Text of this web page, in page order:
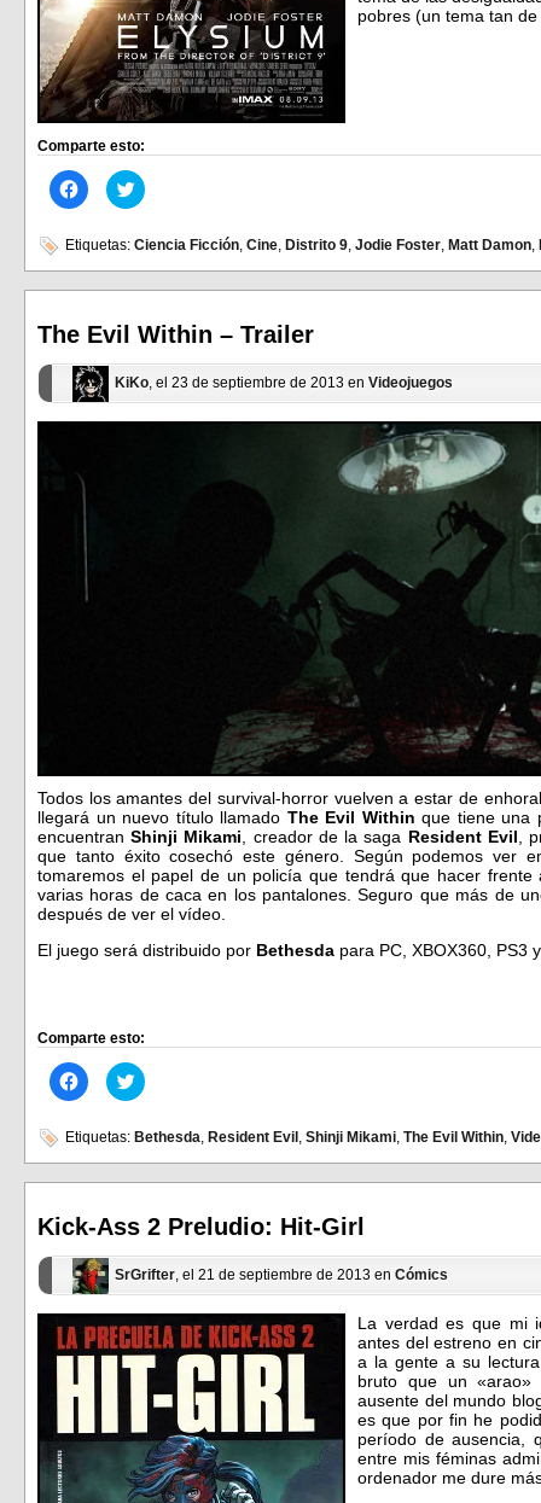
pobres (un tema tan
Comparte esto:
Haz
clic
en
Facebook
(Se
abre
ventana
nueva)
Haz
clic
en
(Se
abre
ventana
nueva)
Etiquetas: Ciencia Ficción, Cine, Distrito 9, Jodie Foster, Matt Damon,
The Evil Within – Trailer
KiKo, el 23 de septiembre de 2013 en Videojuegos
Todos los amantes del survival-horror vuelven a estar de
llegará un nuevo título llamado The Evil Within que tiene una
encuentranShinji Mikami , creador de la saga Resident Evil ,
que tanto éxito cosechó este género. Según podemos ver
tomaremos el papel de un policía que tendrá que hacer frente
varias horas de caca en los pantalones. Seguro que más de
después de ver el vídeo.
El juego será distribuido por Bethesda para PC, XBOX360, PS3
Comparte esto:
Haz
clic
en
Facebook
(Se
abre
ventana
nueva)
Haz
clic
en
(Se
abre
ventana
nueva)
Etiquetas: Bethesda, Resident Evil , Shinji Mikami, The Evil Within,
Kick-Ass 2 Preludio: Hit-Girl
SrGrifter, el 21 de septiembre de 2013 en Cómics
La verdad es que mi
antes del estreno en
a la gente a su
bruto que un
ausente del mundo
es que por fin he
período de ausencia,
entre mis féminas
ordenador me dure